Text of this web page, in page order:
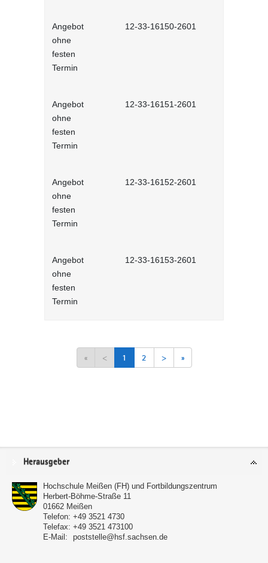
Angebot
ohne
festen
Termin
12-33-16150-2601
Angebot
ohne
festen
Termin
12-33-16151-2601
Angebot
ohne
festen
Termin
12-33-16152-2601
Angebot
ohne
festen
Termin
12-33-16153-2601
« < 1 2 > »
Service
Herausgeber
Hochschule Meißen (FH) und Fortbildungszentrum
Herbert-Böhme-Straße 11
01662 Meißen
Telefon: +49 3521 4730
Telefax: +49 3521 473100
E-Mail:
poststelle@hsf.sachsen.de